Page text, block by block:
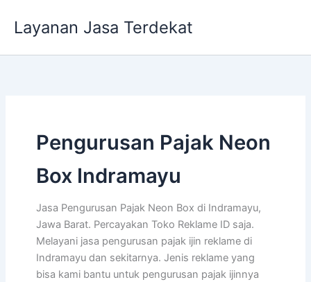
Layanan Jasa Terdekat
Pengurusan Pajak Neon
Box Indramayu
Jasa Pengurusan Pajak Neon Box di Indramayu,
Jawa Barat. Percayakan Toko Reklame ID saja.
Melayani jasa pengurusan pajak ijin reklame di
Indramayu dan sekitarnya. Jenis reklame yang
bisa kami bantu untuk pengurusan pajak ijinnya